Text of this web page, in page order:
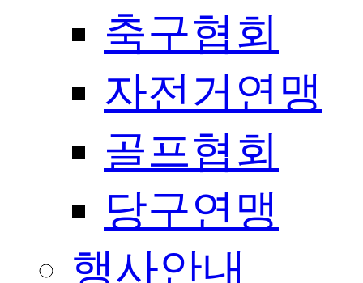
축구협회
자전거연맹
골프협회
당구연맹
행사안내